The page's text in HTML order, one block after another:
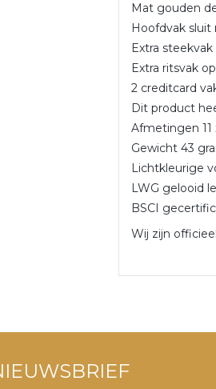
Mat gouden
Hoofdvak
Extra
Extra ritsvak
2 creditcard
Dit product
Afmetingen 11
Gewicht 43
Lichtkleurige
LWG gelooid
BSCI
Wij zijn